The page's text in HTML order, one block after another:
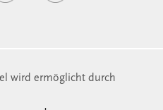
wird ermöglicht durch